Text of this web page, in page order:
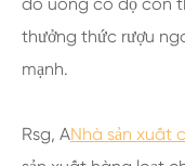
thưởng thức rượu
mạnh.
Rsg, ANhà sản xuất